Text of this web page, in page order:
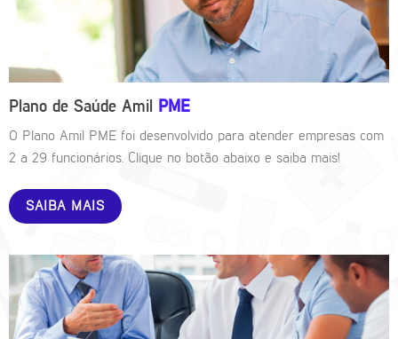
Plano de Saúde Amil PME
O Plano Amil PME foi desenvolvido para atender empresas com
2 a 29 funcionários. Clique no botão abaixo e saiba mais!
SAIBA MAIS